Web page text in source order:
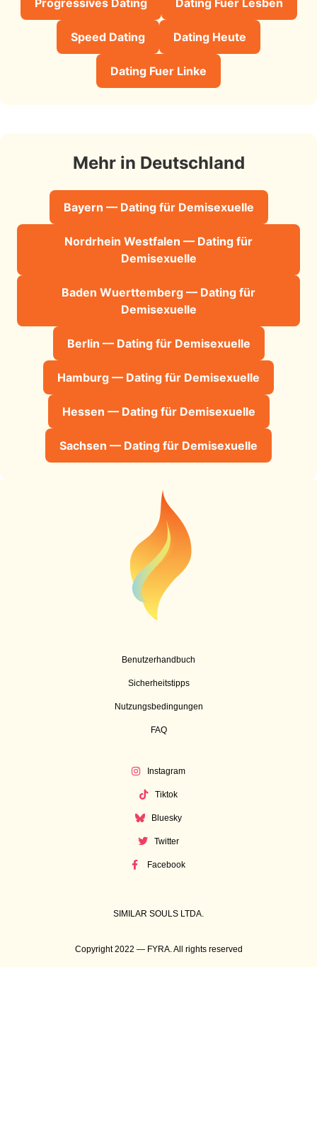
Progressives Dating Dating Fuer Lesben
Speed Dating Dating Heute
Dating Fuer Linke
Mehr in Deutschland
Bayern — Dating für Demisexuelle
Nordrhein Westfalen — Dating für
Demisexuelle
Baden Wuerttemberg — Dating für
Demisexuelle
Berlin — Dating für Demisexuelle
Hamburg — Dating für Demisexuelle
Hessen — Dating für Demisexuelle
Sachsen — Dating für Demisexuelle
Benutzerhandbuch
Sicherheitstipps
Nutzungsbedingungen
FAQ
Instagram
Tiktok
Bluesky
Twitter
Facebook
SIMILAR SOULS LTDA.
Copyright 2022 — FYRA. All rights reserved